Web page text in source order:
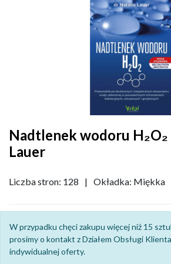
Nadtlenek wodoru
Lauer
Liczba stron: 128 | Okładka: Miękka
W przypadku chęci zakupu więcej niż 15
prosimy o kontakt z Działem Obsługi
indywidualnej oferty.